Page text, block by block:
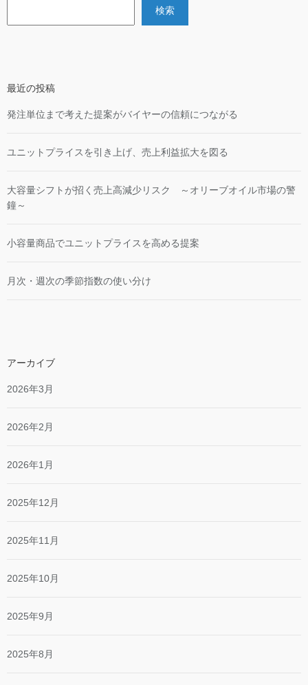
検索
最近の投稿
発注単位まで考えた提案がバイヤーの信頼につながる
ユニットプライスを引き上げ、売上利益拡大を図る
大容量シフトが招く売上高減少リスク ～オリーブオイル市場の警
鐘～
小容量商品でユニットプライスを高める提案
月次・週次の季節指数の使い分け
アーカイブ
2026年3月
2026年2月
2026年1月
2025年12月
2025年11月
2025年10月
2025年9月
2025年8月